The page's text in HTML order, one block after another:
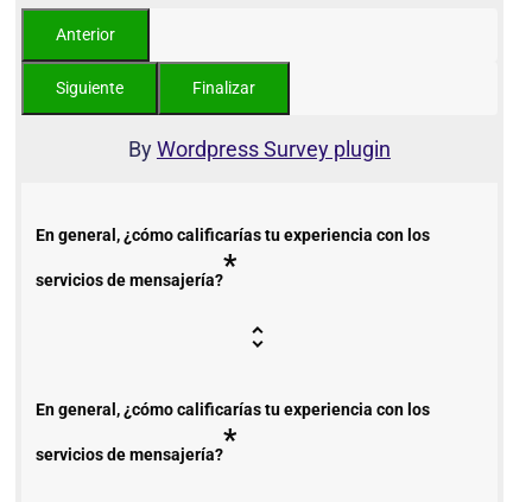
ByWordpress Survey plugin
En general, ¿cómo calificarías tu experiencia con los
servicios de mensajería?*
En general, ¿cómo calificarías tu experiencia con los
servicios de mensajería?*